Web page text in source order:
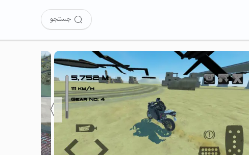
جستجو
〉